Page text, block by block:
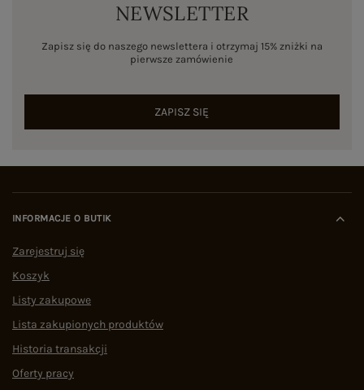
NEWSLETTER
Zapisz się do naszego newslettera i otrzymaj 15% zniżki na
pierwsze zamówienie
ZAPISZ SIĘ
INFORMACJE O BUTIK
Zarejestruj się
Koszyk
Listy zakupowe
Lista zakupionych produktów
Historia transakcji
Oferty pracy